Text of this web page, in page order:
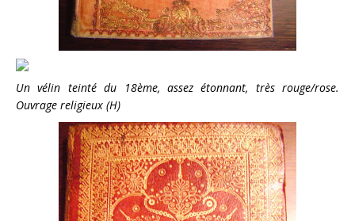
Un vélin teinté du 18ème, assez étonnant, très rouge/rose.
Ouvrage religieux (H)